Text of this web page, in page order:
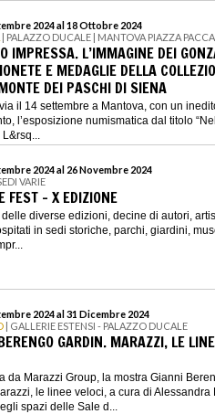
2024 al 18 Ottobre 2024
| PALAZZO DUCALE | MANTOVA PIAZZA
IMPRESSA. L’IMMAGINE DEI
E MEDAGLIE DELLA
DEI PASCHI DI SIENA
il 14 settembre a Mantova, con un
l’esposizione numismatica dal titolo
2024 al 26 Novembre 2024
VARIE
FEST - X EDIZIONE
diverse edizioni, decine di autori,
in sedi storiche, parchi, giardini,
2024 al 31 Dicembre 2024
| GALLERIE ESTENSI - PALAZZO DUCALE
GARDIN. MARAZZI, LE
da Marazzi Group, la mostra Gianni
le linee veloci, a cura di Alessandra
spazi delle Sale d...